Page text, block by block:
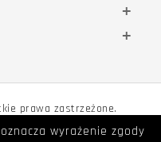
prawa zastrzeżone.
wyrażenie zgody